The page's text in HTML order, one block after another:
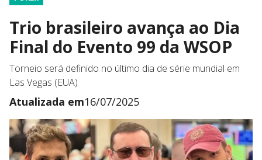
Trio brasileiro avança ao Dia
Final do Evento 99 da WSOP
Torneio será definido no último dia de série mundial em
Las Vegas (EUA)
Atualizada em16/07/2025